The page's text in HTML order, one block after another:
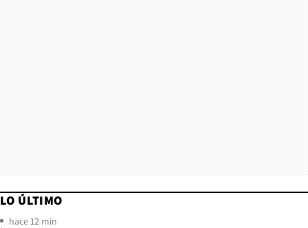
LO ÚLTIMO
hace 12 min